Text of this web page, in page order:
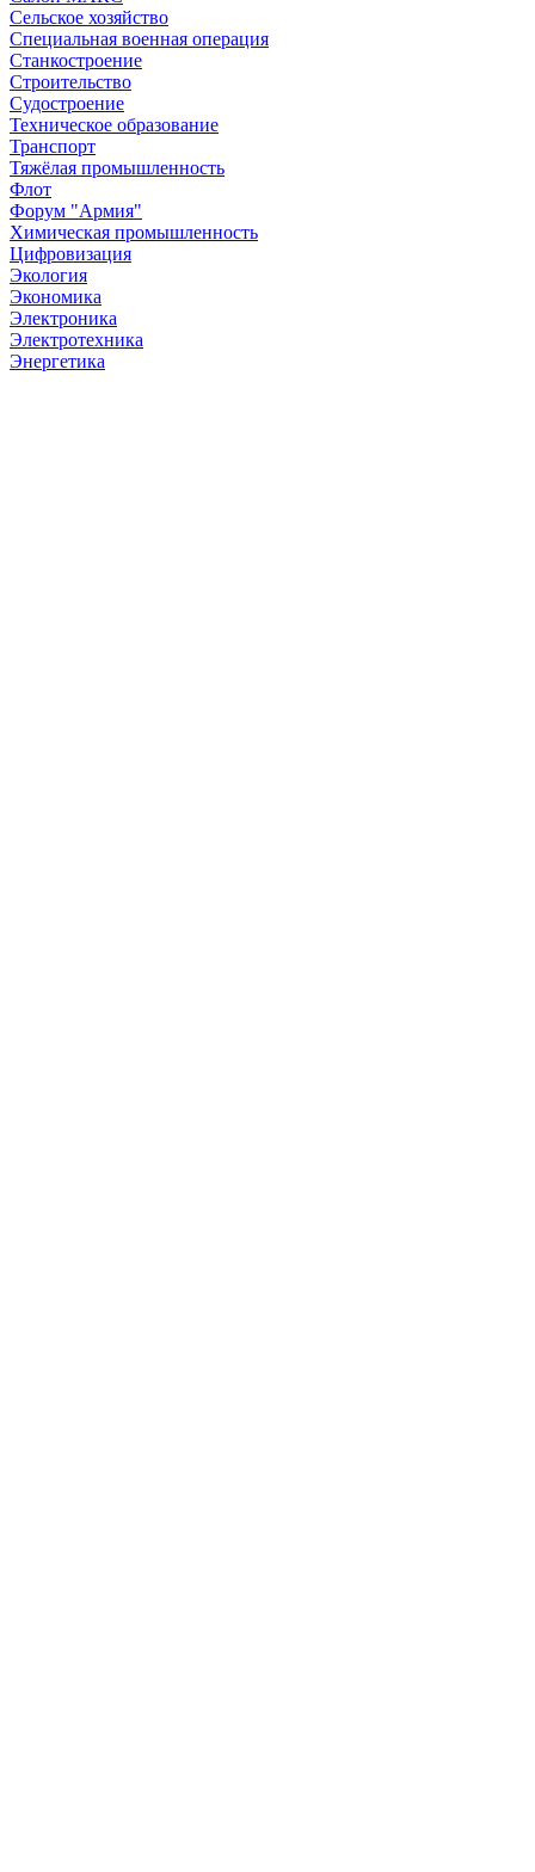
Сельское хозяйство
Специальная военная операция
Станкостроение
Строительство
Судостроение
Техническое образование
Транспорт
Тяжёлая промышленность
Флот
Форум "Армия"
Химическая промышленность
Цифровизация
Экология
Экономика
Электроника
Электротехника
Энергетика